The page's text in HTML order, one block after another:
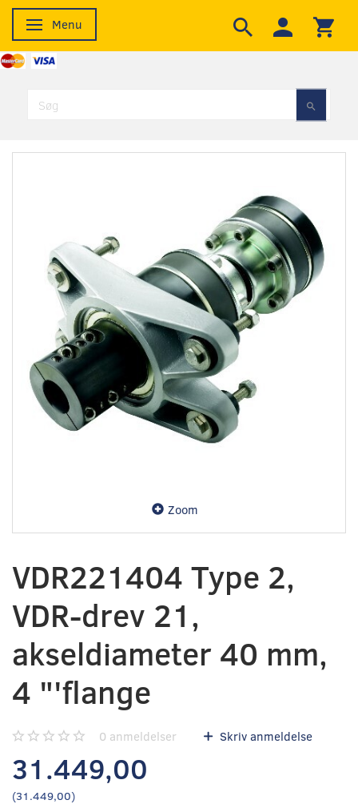
Skifte navigation
Menu
Zoom
VDR221404 Type 2,
VDR-drev 21,
akseldiameter 40 mm,
4 "'flange
0 anmeldelser Skriv anmeldelse
31.449,00
(31.449,00)